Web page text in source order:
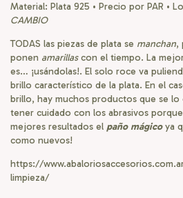
Material: Plata 925 • Precio por PAR •
CAMBIO
TODAS las piezas de plata se manchan,
ponen amarillascon el tiempo. La
es… ¡usándolas!. El solo roce va
brillo característico de la plata. En el
brillo, hay muchos productos que se
tener cuidado con los abrasivos
mejores resultados el paño mágicoya
como nuevos!
https://
limpieza/